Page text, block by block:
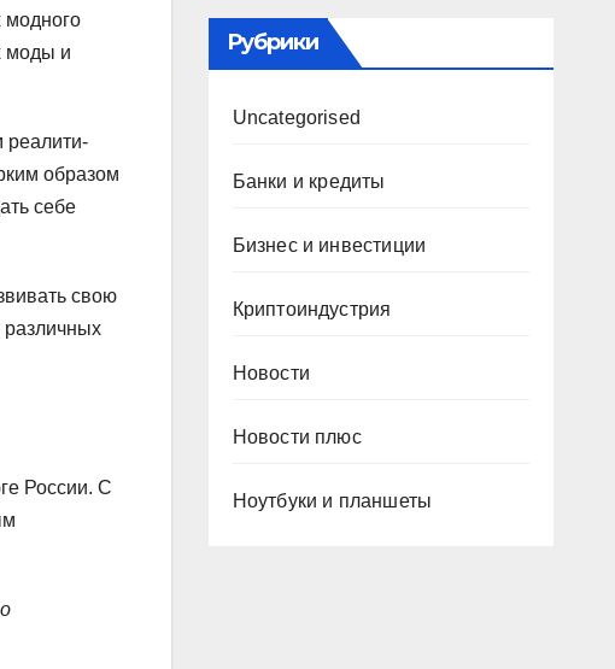
модного
моды и
реалити-
образом
себе
свою
различных
России. С
Рубрики
Uncategorised
Банки и кредиты
Бизнес и инвестиции
Криптоиндустрия
Новости
Новости плюс
Ноутбуки и планшеты